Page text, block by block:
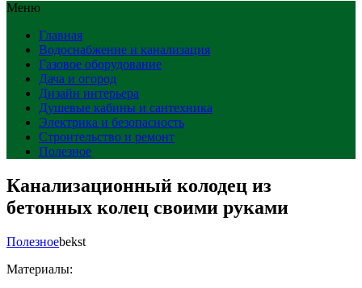
Меню
Главная
Водоснабжение и канализация
Газовое оборудование
Дача и огород
Дизайн интерьера
Душевые кабины и сантехника
Электрика и безопасность
Строительство и ремонт
Полезное
Канализационный колодец из
бетонных колец своими руками
Полезноеbekst
Материалы: